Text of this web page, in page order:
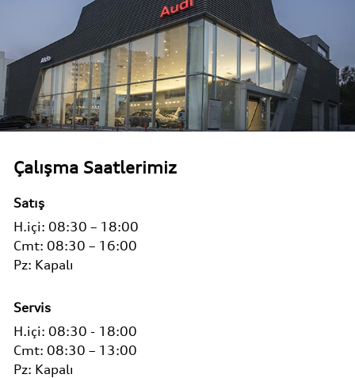
Çalışma Saatlerimiz
Satış
H.içi: 08:30 – 18:00
Cmt: 08:30 – 16:00
Pz: Kapalı
Servis
H.içi: 08:30 - 18:00
Cmt: 08:30 – 13:00
Pz: Kapalı